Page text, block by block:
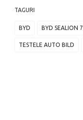
TAGURI
BYD BYD SEALION 7
TESTELE AUTO BILD